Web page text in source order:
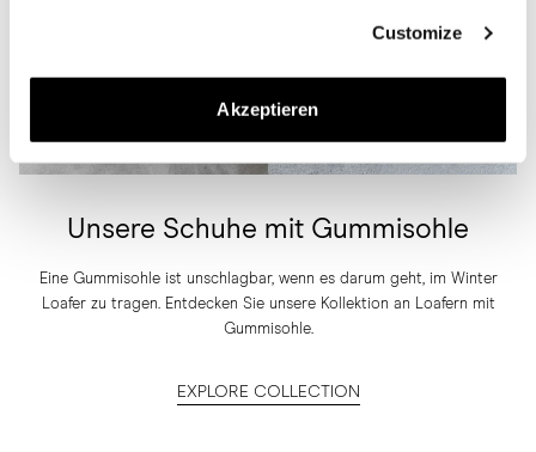
Customize
Akzeptieren
Unsere Schuhe mit Gummisohle
Eine Gummisohle ist unschlagbar, wenn es darum geht, im Winter
Loafer zu tragen. Entdecken Sie unsere Kollektion an Loafern mit
Gummisohle.
EXPLORE COLLECTION